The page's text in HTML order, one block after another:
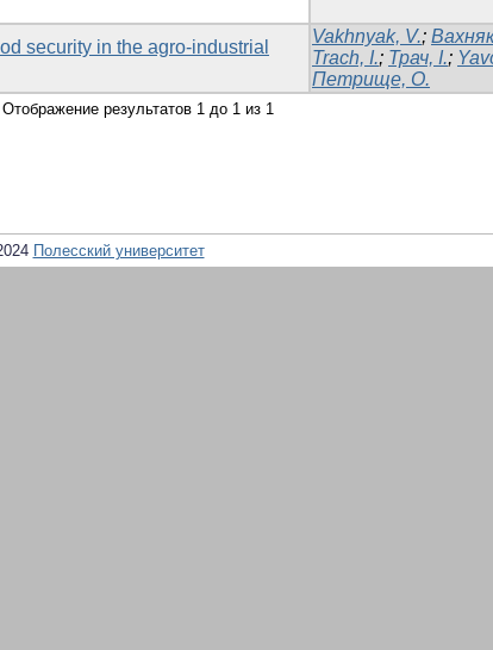
security in the agro-industrial
Vakhnyak, V.;
Trach, I.; Трач, І.;
Петрище, О.
Отображение результатов 1 до 1 из 1
Полесский университет